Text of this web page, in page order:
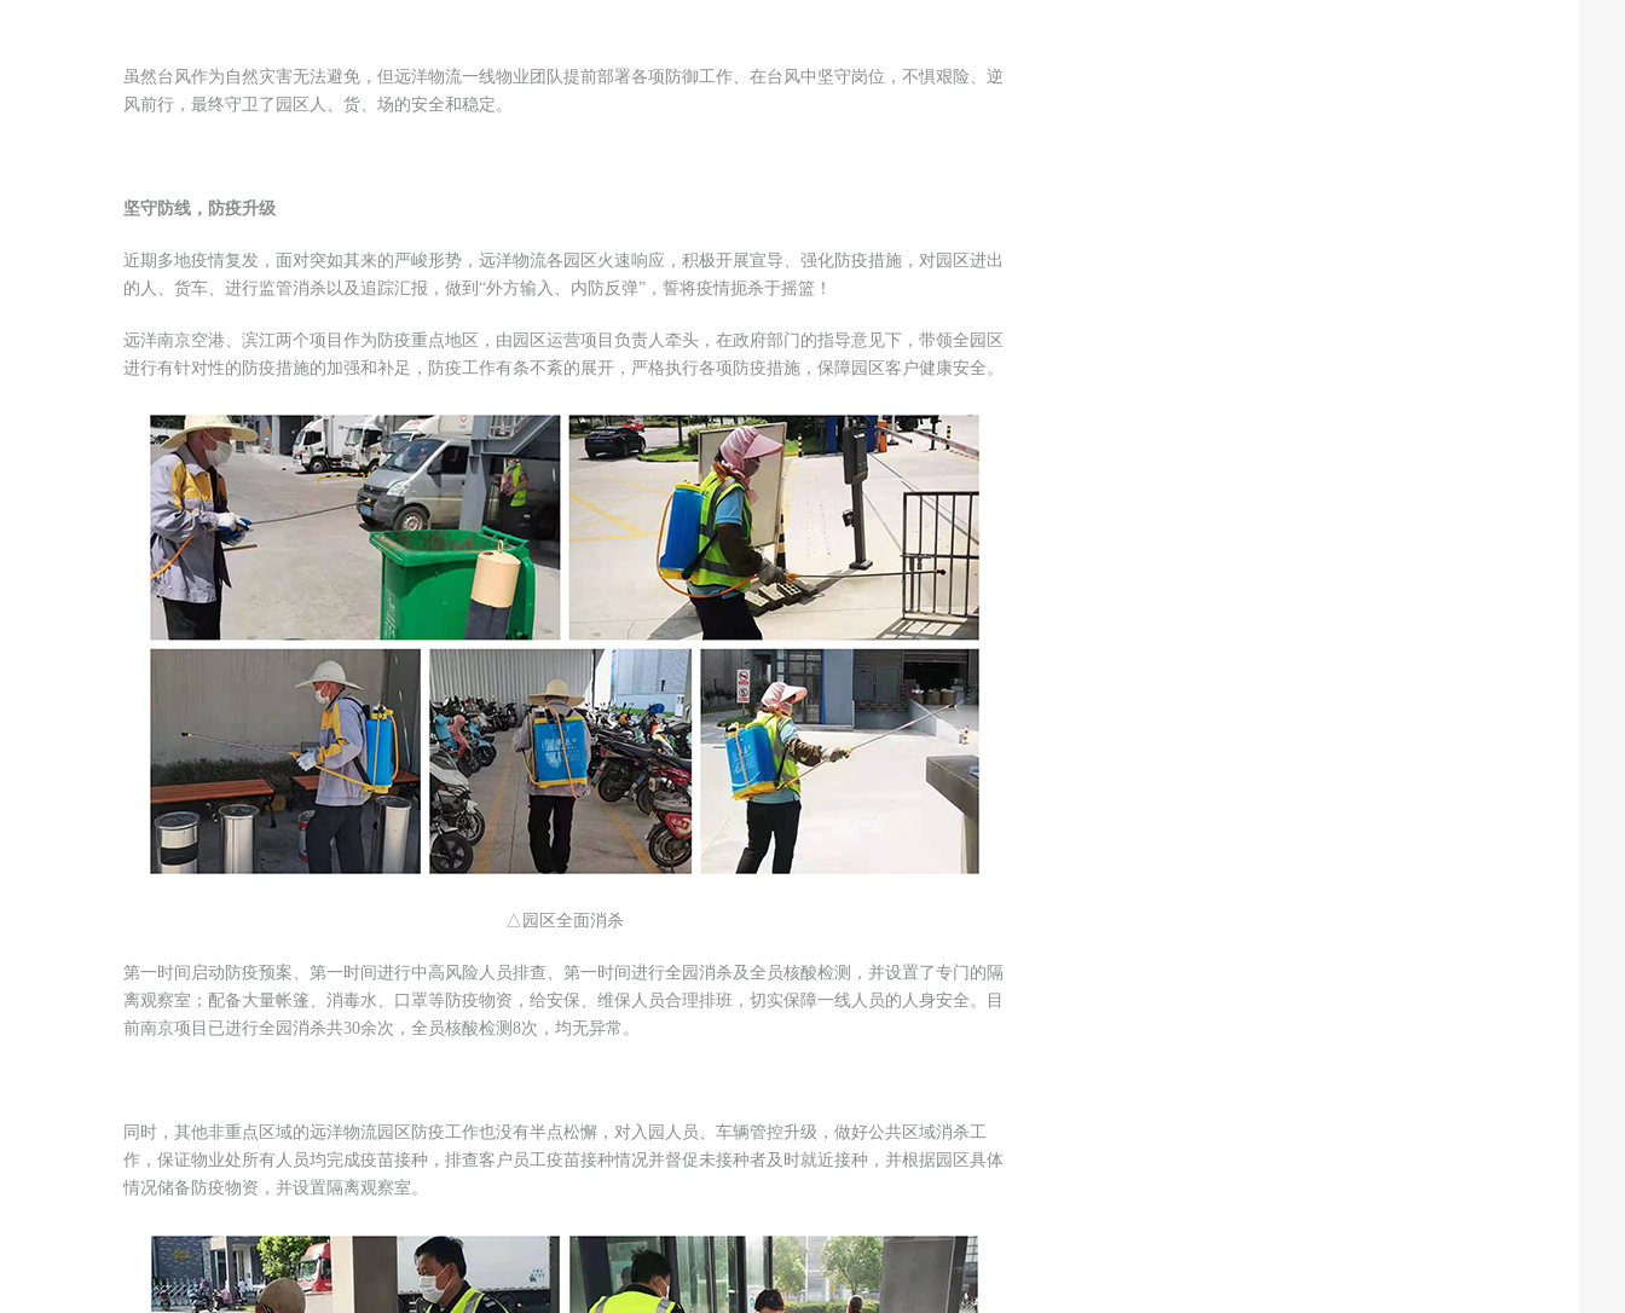
虽然台风作为自然灾害无法避免，但远洋物流一线物业团队提前部署各项防御工作、在台风中坚守岗位，不惧艰险、逆
风前行，最终守卫了园区人、货、场的安全和稳定。
坚守防线，防疫升级
近期多地疫情复发，面对突如其来的严峻形势，远洋物流各园区火速响应，积极开展宣导、强化防疫措施，对园区进出
的人、货车、进行监管消杀以及追踪汇报，做到“外方输入、内防反弹”，誓将疫情扼杀于摇篮！
远洋南京空港、滨江两个项目作为防疫重点地区，由园区运营项目负责人牵头，在政府部门的指导意见下，带领全园区
进行有针对性的防疫措施的加强和补足，防疫工作有条不紊的展开，严格执行各项防疫措施，保障园区客户健康安全。
△园区全面消杀
第一时间启动防疫预案、第一时间进行中高风险人员排查、第一时间进行全园消杀及全员核酸检测，并设置了专门的隔
离观察室；配备大量帐篷、消毒水、口罩等防疫物资，给安保、维保人员合理排班，切实保障一线人员的人身安全。目
前南京项目已进行全园消杀共30余次，全员核酸检测8次，均无异常。
同时，其他非重点区域的远洋物流园区防疫工作也没有半点松懈，对入园人员、车辆管控升级，做好公共区域消杀工
作，保证物业处所有人员均完成疫苗接种，排查客户员工疫苗接种情况并督促未接种者及时就近接种，并根据园区具体
情况储备防疫物资，并设置隔离观察室。